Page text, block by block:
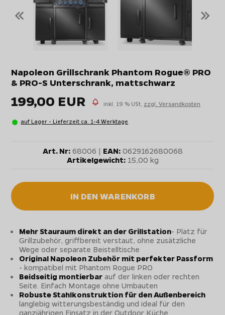
« »
Napoleon Grillschrank Phantom Rogue® PRO
& PRO-S Unterschrank, mattschwarz
199,00 EUR inkl. 19 % USt, zzgl. Versandkosten
auf Lager - Lieferzeit ca. 1-4 Werktage
Art. Nr:68006 | EAN:0629162680068
Artikelgewicht:15,00 kg
IN DEN WARENKORB
Mehr Stauraum direkt an der Grillstation- Platz für
Grillzubehör, griffbereit verstaut, ohne zusätzliche
Wege oder separate Beistelltische
Original Napoleon Zubehör mit perfekter Passform
- kompatibel mit Phantom Rogue PRO
Beidseitig montierbar auf der linken oder rechten
Seite. Einfach Montage ohne Umbauten
Robuste Stahlkonstruktion für den Außenbereich
langlebig witterungsbeständig und ideal für den
ganzjährigen Einsatz in der Outdoor Küche